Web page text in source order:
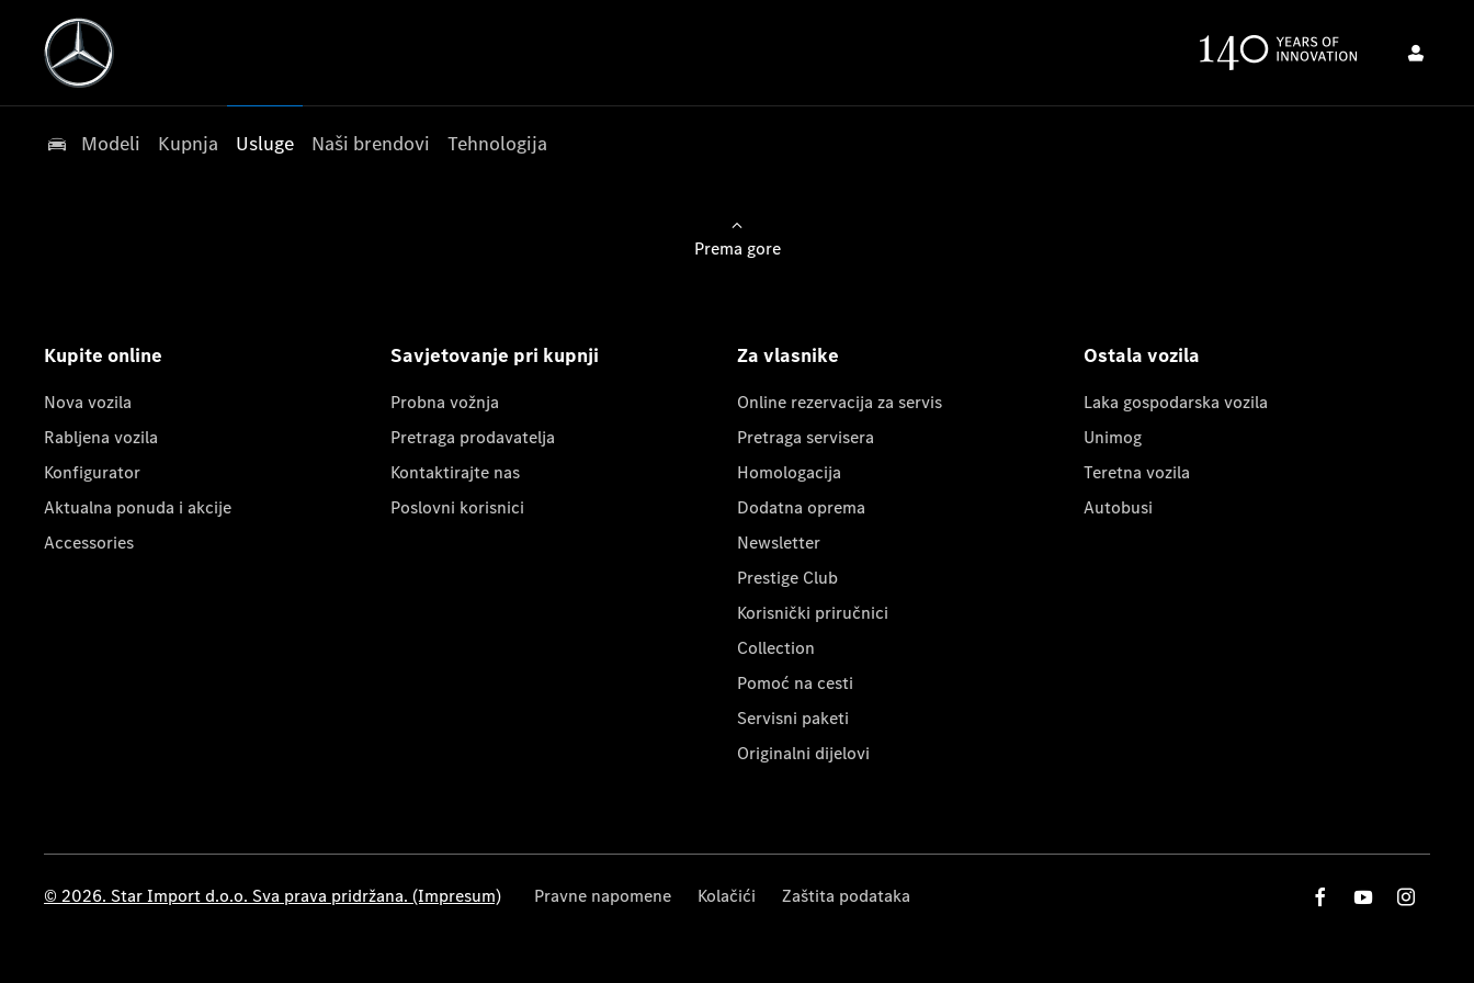
Modeli Kupnja Usluge Naši brendovi Tehnologija
Prema gore
Kupite online
Nova vozila
Rabljena vozila
Konfigurator
Aktualna ponuda i akcije
Accessories
Savjetovanje pri kupnji
Probna vožnja
Pretraga prodavatelja
Kontaktirajte nas
Poslovni korisnici
Za vlasnike
Online rezervacija za servis
Pretraga servisera
Homologacija
Dodatna oprema
Newsletter
Prestige Club
Korisnički priručnici
Collection
Pomoć na cesti
Servisni paketi
Originalni dijelovi
Ostala vozila
Laka gospodarska vozila
Unimog
Teretna vozila
Autobusi
© 2026. Star Import d.o.o. Sva prava pridržana. (Impresum) Pravne napomene Kolačići Zaštita podataka